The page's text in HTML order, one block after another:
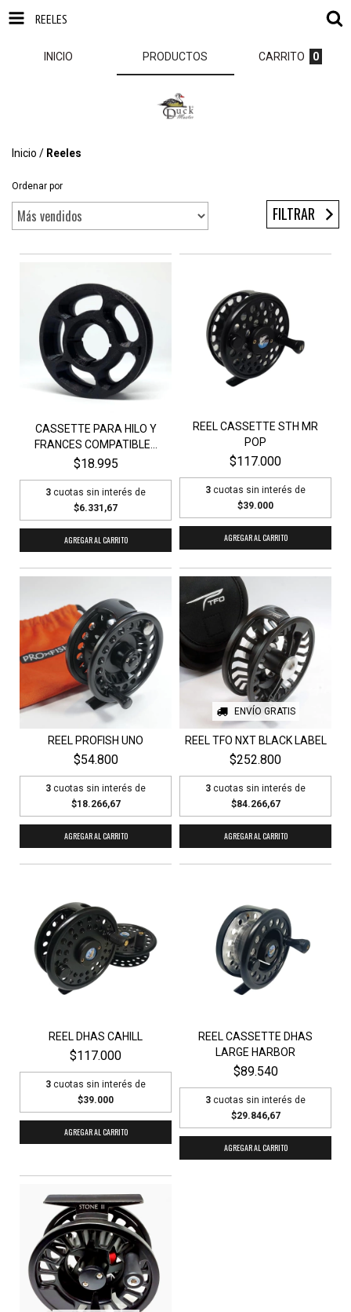
REELES
INICIO PRODUCTOS CARRITO 0
Inicio / Reeles
Ordenar por
FILTRAR
CASSETTE PARA HILO Y
FRANCES COMPATIBLE...
$18.995
3 cuotas sin interés de
$6.331,67
AGREGAR AL CARRITO
REEL CASSETTE STH MR
POP
$117.000
3 cuotas sin interés de
$39.000
AGREGAR AL CARRITO
REEL PROFISH UNO
$54.800
3 cuotas sin interés de
$18.266,67
AGREGAR AL CARRITO
ENVÍO GRATIS
REEL TFO NXT BLACK LABEL
$252.800
3 cuotas sin interés de
$84.266,67
AGREGAR AL CARRITO
REEL DHAS CAHILL
$117.000
3 cuotas sin interés de
$39.000
AGREGAR AL CARRITO
REEL CASSETTE DHAS
LARGE HARBOR
$89.540
3 cuotas sin interés de
$29.846,67